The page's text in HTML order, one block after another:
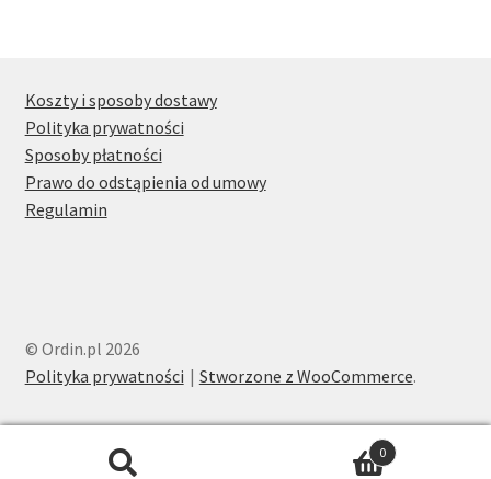
Koszty i sposoby dostawy
Polityka prywatności
Sposoby płatności
Prawo do odstąpienia od umowy
Regulamin
© Ordin.pl 2026
Polityka prywatności
Stworzone z WooCommerce.
0